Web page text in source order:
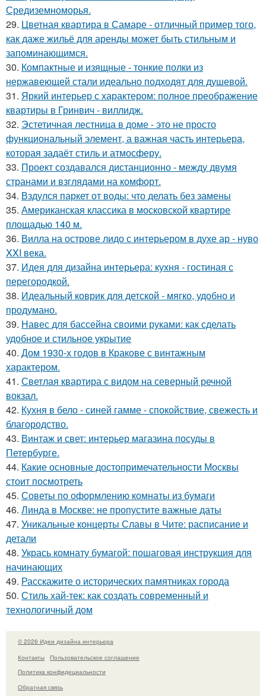
Средиземноморья.
29. Цветная квартира в Самаре - отличный пример того,
как даже жильё для аренды может быть стильным и
запоминающимся.
30. Компактные и изящные - тонкие полки из
нержавеющей стали идеально подходят для душевой.
31. Яркий интерьер с характером: полное преображение
квартиры в Гринвич - виллидж.
32. Эстетичная лестница в доме - это не просто
функциональный элемент, а важная часть интерьера,
которая задаёт стиль и атмосферу.
33. Проект создавался дистанционно - между двумя
странами и взглядами на комфорт.
34. Вздулся паркет от воды: что делать без замены
35. Американская классика в московской квартире
площадью 140 м.
36. Вилла на острове лидо с интерьером в духе ар - нуво
XXI века.
37. Идея для дизайна интерьера: кухня - гостиная с
перегородкой.
38. Идеальный коврик для детской - мягко, удобно и
продумано.
39. Навес для бассейна своими руками: как сделать
удобное и стильное укрытие
40. Дом 1930-х годов в Кракове с винтажным
характером.
41. Светлая квартира с видом на северный речной
вокзал.
42. Кухня в бело - синей гамме - спокойствие, свежесть и
благородство.
43. Винтаж и свет: интерьер магазина посуды в
Петербурге.
44. Какие основные достопримечательности Москвы
стоит посмотреть
45. Советы по оформлению комнаты из бумаги
46. Линда в Москве: не пропустите важные даты
47. Уникальные концерты Славы в Чите: расписание и
детали
48. Укрась комнату бумагой: пошаговая инструкция для
начинающих
49. Расскажите о исторических памятниках города
50. Стиль хай-тек: как создать современный и
технологичный дом
© 2026 Идеи дизайна интерьера
Контакты
Пользовательское соглашение
Политика конфидециальности
Обратная связь